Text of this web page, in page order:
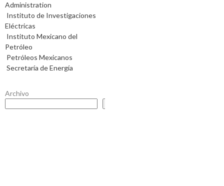
Administration
Instituto de Investigaciones
Eléctricas
Instituto Mexicano del
Petróleo
Petróleos Mexicanos
Secretaría de Energía
Archivo